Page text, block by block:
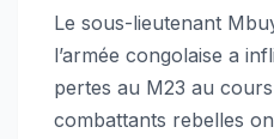
Le sous-lieutenant
l’armée congolaise a
pertes au M23 au
combattants rebelles